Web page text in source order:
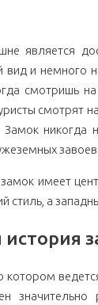
является
вид и немного
смотришь на
смотрят
Замок никогда
имеет
стиль, а
история
котором